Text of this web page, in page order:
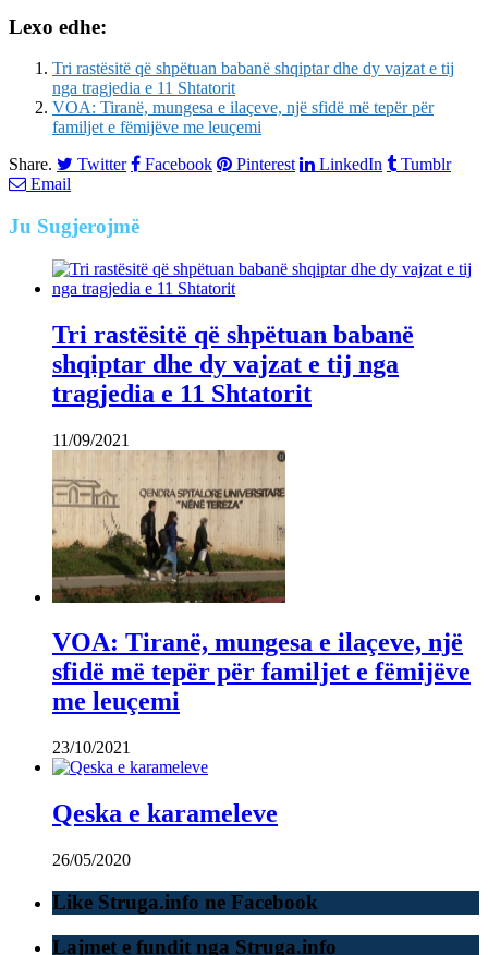
Lexo edhe:
Tri rastësitë që shpëtuan babanë shqiptar dhe dy vajzat e tij
nga tragjedia e 11 Shtatorit
VOA: Tiranë, mungesa e ilaçeve, një sfidë më tepër për
familjet e fëmijëve me leuçemi
Share.
Twitter Facebook Pinterest LinkedIn
Tumblr
Email
Ju Sugjerojmë
Tri rastësitë që shpëtuan babanë
shqiptar dhe dy vajzat e tij nga
tragjedia e 11 Shtatorit
11/09/2021
VOA: Tiranë, mungesa e ilaçeve, një
sfidë më tepër për familjet e fëmijëve
me leuçemi
23/10/2021
Qeska e karameleve
26/05/2020
Like Struga.info ne Facebook
Lajmet e fundit nga Struga.info